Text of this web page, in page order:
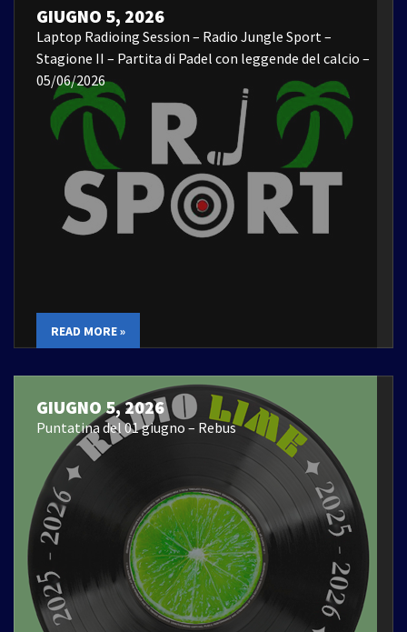
GIUGNO 5, 2026
Laptop Radioing Session – Radio Jungle Sport –
Stagione II – Partita di Padel con leggende del calcio –
05/06/2026
READ MORE »
GIUGNO 5, 2026
Puntatina del 01 giugno – Rebus